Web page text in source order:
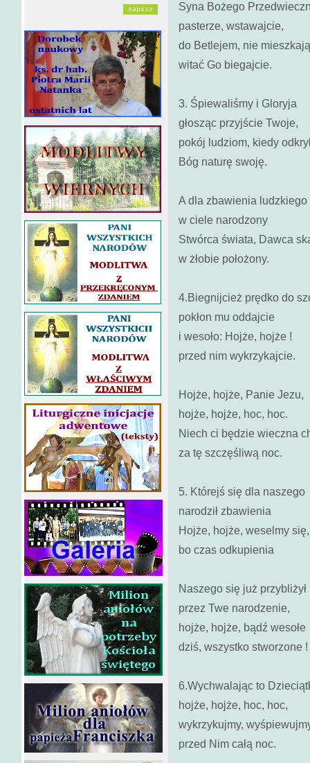
Syna Bożego
pasterze, wstawajcie,
do Betlejem, nie
witać Go biegajcie.
3. Śpiewaliśmy i Gloryja
głosząc przyjście Twoje,
pokój ludziom, kiedy
Bóg naturę swoję.
A dla zbawienia ludzkiego
w ciele narodzony
Stwórca świata, Dawca
w żłobie położony.
4.Biegnijcież prędko do
pokłon mu oddajcie
i wesoło: Hojże, hojże !
przed nim wykrzykajcie.
Hojże, hojże, Panie Jezu,
hojże, hojże, hoc, hoc.
Niech ci będzie wieczna
za tę szczęśliwą noc.
5. Którejś się dla naszego
narodził zbawienia
Hojże, hojże, weselmy się,
bo czas odkupienia
Naszego się już przybliżył
przez Twe narodzenie,
hojże, hojże, bądź wesołe
dziś, wszystko stworzone !
6.Wychwalając to
hojże, hojże, hoc, hoc,
wykrzykujmy,
przed Nim całą noc.